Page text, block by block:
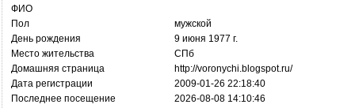
ФИО
Пол
мужской
День рождения
9 июня 1977 г.
Место жительства
СПб
Домашняя страница
http://­voronychi.blogspot.ru/­
Дата регистрации
2009-01-26 22:18:40
Последнее посещение
2026-08-08 14:10:46